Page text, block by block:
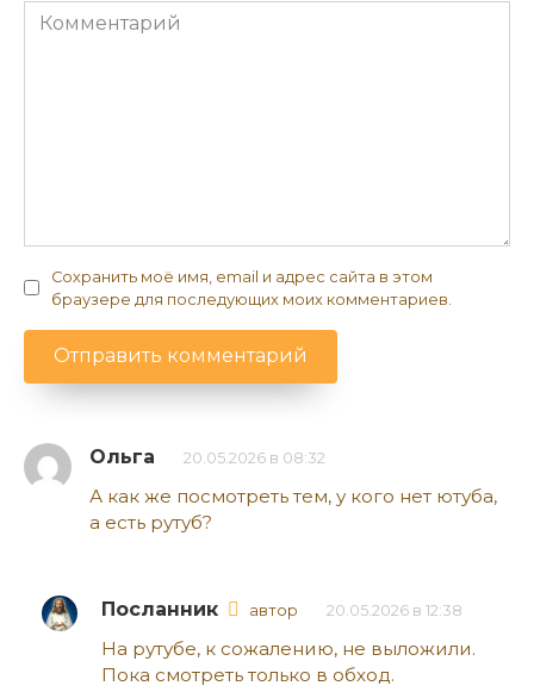
Комментарий
Сохранить моё имя, email и адрес сайта в этом
браузере для последующих моих комментариев.
Ольга 20.05.2026 в 08:32
А как же посмотреть тем, у кого нет ютуба,
а есть рутуб?
Посланник автор 20.05.2026 в 12:38
На рутубе, к сожалению, не выложили.
Пока смотреть только в обход.